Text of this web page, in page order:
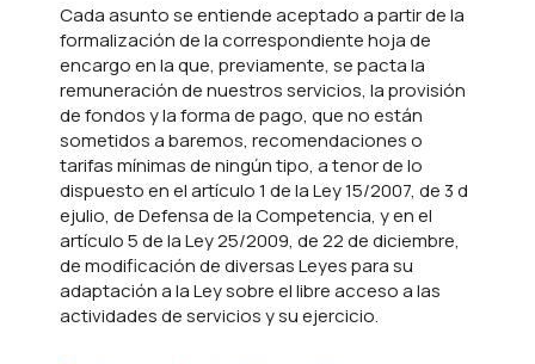
Cada asunto se entiende aceptado a partir de la
formalización de la correspondiente hoja de
encargo en la que, previamente, se pacta la
remuneración de nuestros servicios, la provisión
de fondos y la forma de pago, que no están
sometidos a baremos, recomendaciones o
tarifas mínimas de ningún tipo, a tenor de lo
dispuesto en el artículo 1 de la Ley 15/2007, de 3 d
ejulio, de Defensa de la Competencia, y en el
artículo 5 de la Ley 25/2009, de 22 de diciembre,
de modificación de diversas Leyes para su
adaptación a la Ley sobre el libre acceso a las
actividades de servicios y su ejercicio.